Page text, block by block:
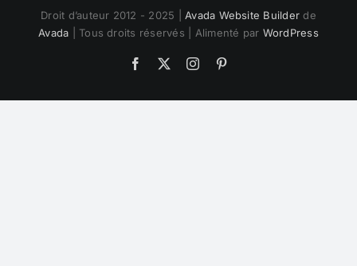
Droit d’auteur 2012 - 2025 |Avada Website Builder de
Avada | Tous droits réservés | Alimenté par WordPress
Facebook
TwitterInstagram